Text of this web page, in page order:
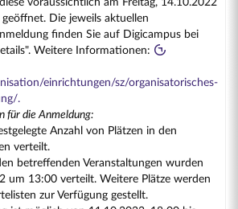
voraussichtlich am Freitag, 14.10.2022
Die jeweils aktuellen
finden Sie auf Digicampus bei
Weitere Informationen:
einrichtungen/sz/organisatorisches-
.
für die Anmeldung:
Anzahl von Plätzen in den
verteilt.
betreffenden Veranstaltungen wurden
um 13:00 verteilt. Weitere Plätze werden
zur Verfügung gestellt.